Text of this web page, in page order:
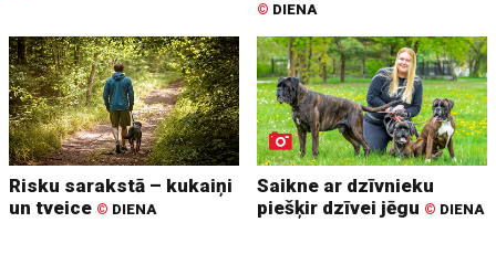
© DIENA
Risku sarakstā – kukaiņi
un tveice © DIENA
Saikne ar dzīvnieku
piešķir dzīvei jēgu © DIENA